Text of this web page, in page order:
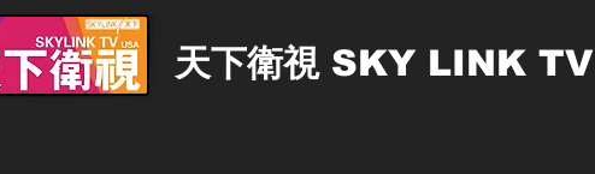
天下衛視SKY LINK TV